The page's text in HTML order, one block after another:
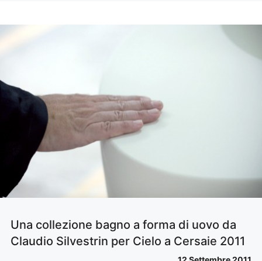
Una collezione bagno a forma di uovo da
Claudio Silvestrin per Cielo a Cersaie 2011